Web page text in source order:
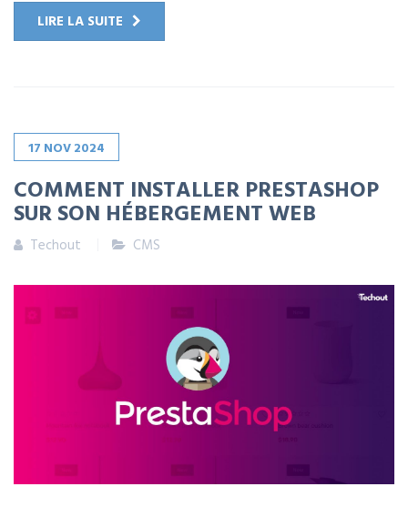
LIRE LA SUITE
17 NOV2024
COMMENT INSTALLER PRESTASHOP
SUR SON HÉBERGEMENT WEB
Techout CMS